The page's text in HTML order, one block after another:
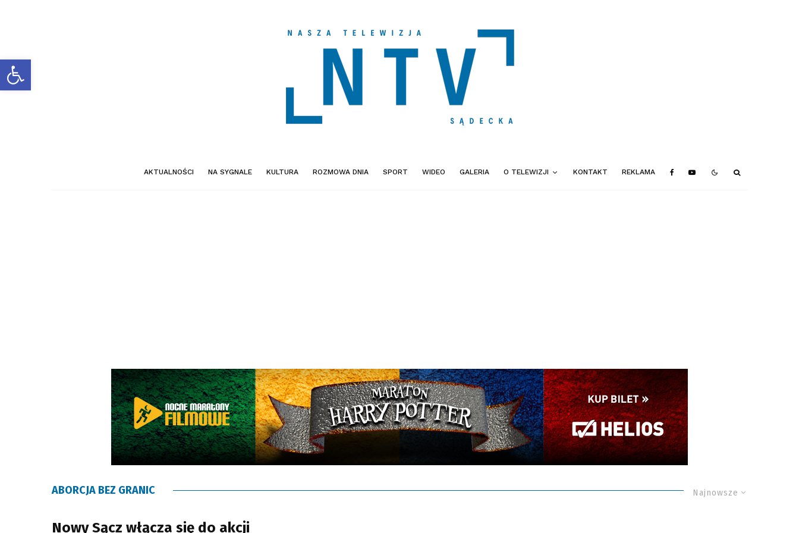
Otwórz pasek narzędzi
AKTUALNOŚCI NA SYGNALE KULTURA ROZMOWA DNIA SPORT WIDEO GALERIA O TELEWIZJI KONTAKT REKLAMA
Najnowsze
ABORCJA BEZ GRANIC
Nowy Sącz włącza się do akcji